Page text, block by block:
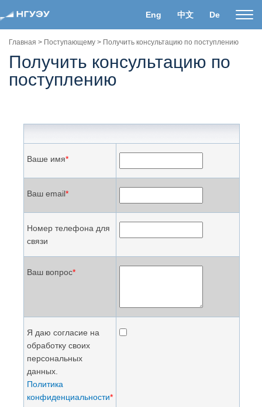
Eng 中文 De
Главная > Поступающему > Получить консультацию по поступлению
Получить консультацию по
поступлению
Ваше имя*
Ваш email*
Номер телефона для
связи
Ваш вопрос*
Я даю согласие на
обработку своих
персональных
данных.
Политика
конфиденциальности*